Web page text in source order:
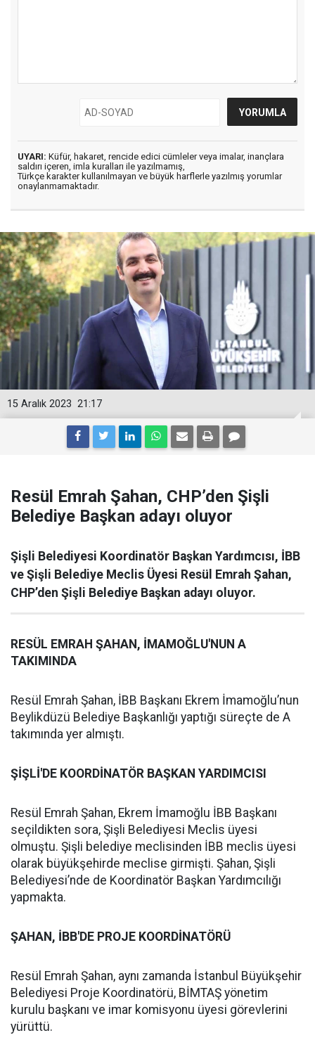
UYARI: Küfür, hakaret, rencide edici cümleler veya imalar, inançlara
saldırı içeren, imla kuralları ile yazılmamış,
Türkçe karakter kullanılmayan ve büyük harflerle yazılmış yorumlar
onaylanmamaktadır.
21:17
15 Aralık 2023
Resül Emrah Şahan, CHP’den Şişli
Belediye Başkan adayı oluyor
Şişli Belediyesi Koordinatör Başkan Yardımcısı, İBB
ve Şişli Belediye Meclis Üyesi Resül Emrah Şahan,
CHP’den Şişli Belediye Başkan adayı oluyor.
RESÜL EMRAH ŞAHAN, İMAMOĞLU'NUN A
TAKIMINDA
Resül Emrah Şahan, İBB Başkanı Ekrem İmamoğlu’nun
Beylikdüzü Belediye Başkanlığı yaptığı süreçte de A
takımında yer almıştı.
ŞİŞLİ'DE KOORDİNATÖR BAŞKAN YARDIMCISI
Resül Emrah Şahan, Ekrem İmamoğlu İBB Başkanı
seçildikten sora, Şişli Belediyesi Meclis üyesi
olmuştu. Şişli belediye meclisinden İBB meclis üyesi
olarak büyükşehirde meclise girmişti. Şahan, Şişli
Belediyesi’nde de Koordinatör Başkan Yardımcılığı
yapmakta.
ŞAHAN, İBB'DE PROJE KOORDİNATÖRÜ
Resül Emrah Şahan, aynı zamanda İstanbul Büyükşehir
Belediyesi Proje Koordinatörü, BİMTAŞ yönetim
kurulu başkanı ve imar komisyonu üyesi görevlerini
yürüttü.